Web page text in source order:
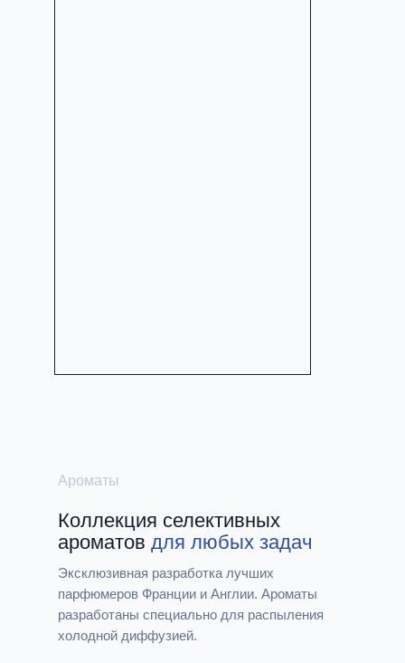
Коллекция cелективных
ароматов для любых задач
Эксклюзивная разработка лучших
парфюмеров Франции и Англии. Ароматы
разработаны специально для распыления
холодной диффузией.
Ароматы